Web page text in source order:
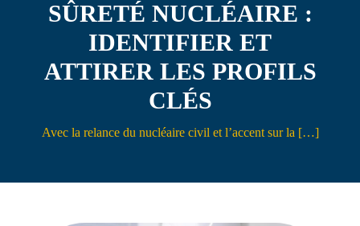
SÛRETÉ NUCLÉAIRE :
IDENTIFIER ET
ATTIRER LES PROFILS
CLÉS
Avec la relance du nucléaire civil et l’accent sur la […]